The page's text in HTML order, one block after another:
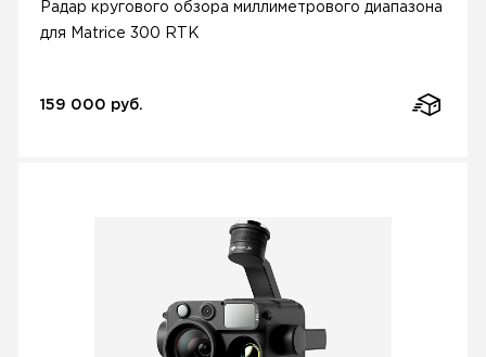
Радар кругового обзора миллиметрового диапазона
для Matrice 300 RTK
159 000 руб.